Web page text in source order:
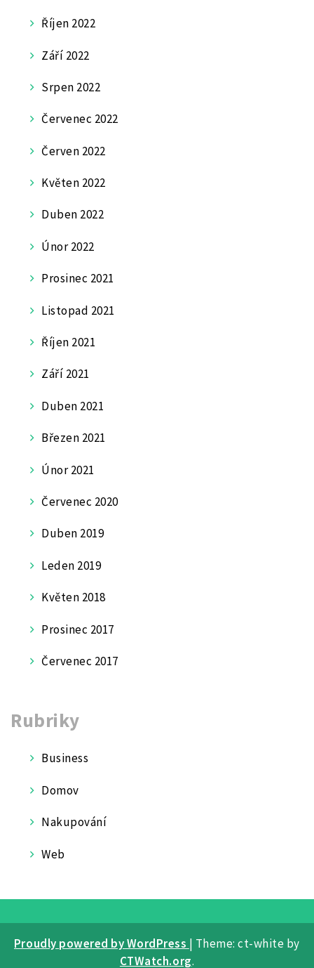
Říjen 2022
Září 2022
Srpen 2022
Červenec 2022
Červen 2022
Květen 2022
Duben 2022
Únor 2022
Prosinec 2021
Listopad 2021
Říjen 2021
Září 2021
Duben 2021
Březen 2021
Únor 2021
Červenec 2020
Duben 2019
Leden 2019
Květen 2018
Prosinec 2017
Červenec 2017
Rubriky
Business
Domov
Nakupování
Web
Proudly powered by WordPress | Theme: ct-white by
CTWatch.org.